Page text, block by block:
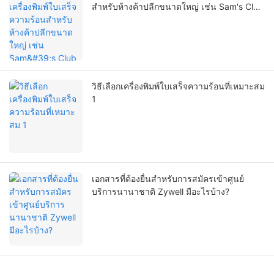
สำหรับห้างค้าปลีกขนาดใหญ่ เช่น Sam's Club
วิธีเลือกเครื่องพิมพ์ใบเสร็จความร้อนที่เหมาะสม
1
เอกสารที่ต้องยื่นสำหรับการสมัครเข้าศูนย์
บริการนานาชาติ Zywell มีอะไรบ้าง?